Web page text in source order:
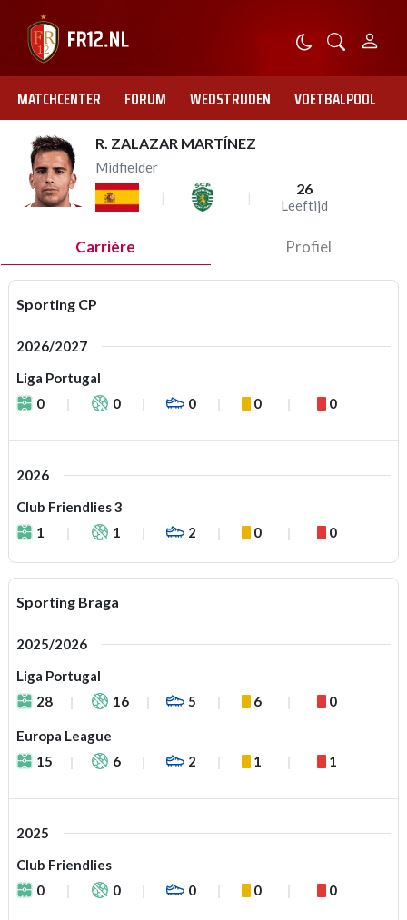
MATCHCENTER FORUM WEDSTRIJDEN VOETBALPOOL
R. ZALAZAR MARTÍNEZ
Midfielder
26
Leeftijd
Carrière Profiel
Sporting CP
2026/2027
Liga Portugal
0
0 0 0 0
2026
Club Friendlies 3
1
1 2 0 0
Sporting Braga
2025/2026
Liga Portugal
28
16 5 6 0
Europa League
15
6 2 1 1
2025
Club Friendlies
0
0 0 0 0